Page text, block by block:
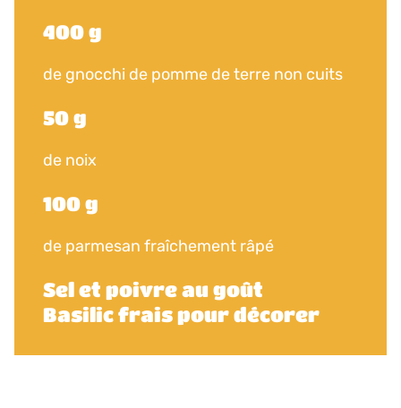
400 g
de gnocchi de pomme de terre non cuits
50 g
de noix
100 g
de parmesan fraîchement râpé
Sel et poivre au goût
Basilic frais pour décorer